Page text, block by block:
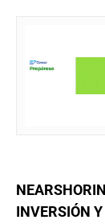
INVERSIÓN